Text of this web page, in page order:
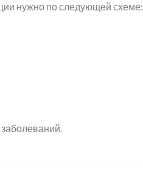
нужно по следующей схеме: